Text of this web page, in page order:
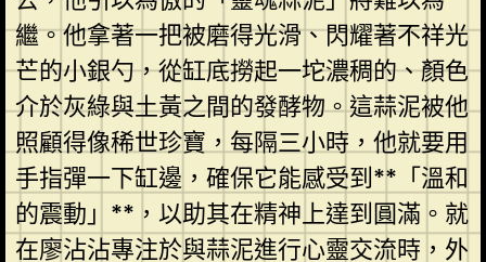
繼。他拿著一把被磨得光滑、閃耀著不祥光
芒的小銀勺，從缸底撈起一坨濃稠的、顏色
介於灰綠與土黃之間的發酵物。這蒜泥被他
照顧得像稀世珍寶，每隔三小時，他就要用
手指彈一下缸邊，確保它能感受到**「溫和
的震動」**，以助其在精神上達到圓滿。就
在廖沾沾專注於與蒜泥進行心靈交流時，外